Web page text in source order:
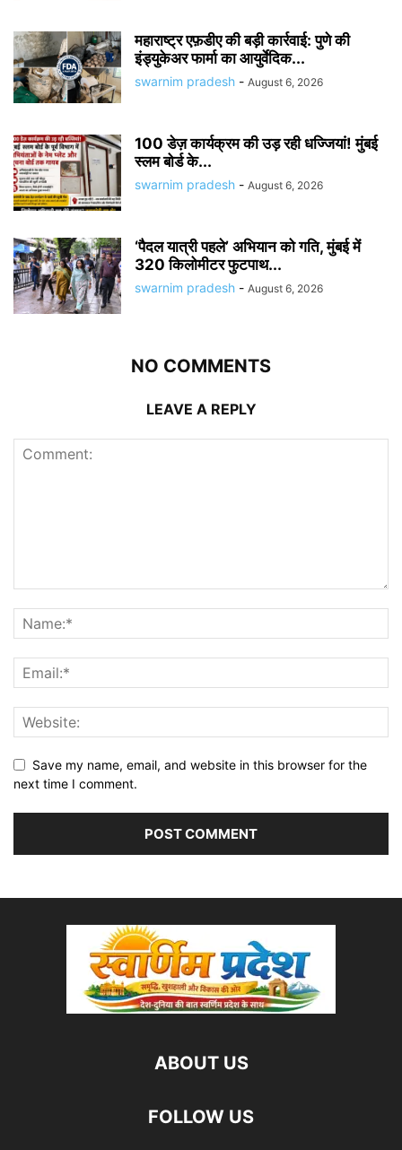
महाराष्ट्र एफ़डीए की बड़ी कार्रवाई: पुणे की
इंड्युकेअर फार्मा का आयुर्वेदिक...
swarnim pradesh - August 6, 2026
100 डेज़ कार्यक्रम की उड़ रही धज्जियां! मुंबई
स्लम बोर्ड के...
swarnim pradesh - August 6, 2026
‘पैदल यात्री पहले’ अभियान को गति, मुंबई में
320 किलोमीटर फुटपाथ...
swarnim pradesh - August 6, 2026
NO COMMENTS
LEAVE A REPLY
Save my name, email, and website in this browser for the
next time I comment.
ABOUT US
FOLLOW US